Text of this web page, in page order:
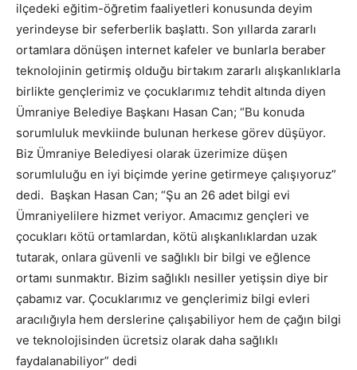
ilçedeki eğitim-öğretim faaliyetleri konusunda deyim
yerindeyse bir seferberlik başlattı. Son yıllarda zararlı
ortamlara dönüşen internet kafeler ve bunlarla beraber
teknolojinin getirmiş olduğu birtakım zararlı alışkanlıklarla
birlikte gençlerimiz ve çocuklarımız tehdit altında diyen
Ümraniye Belediye Başkanı Hasan Can; “Bu konuda
sorumluluk mevkiinde bulunan herkese görev düşüyor.
Biz Ümraniye Belediyesi olarak üzerimize düşen
sorumluluğu en iyi biçimde yerine getirmeye çalışıyoruz”
dedi. Başkan Hasan Can; “Şu an 26 adet bilgi evi
Ümraniyelilere hizmet veriyor. Amacımız gençleri ve
çocukları kötü ortamlardan, kötü alışkanlıklardan uzak
tutarak, onlara güvenli ve sağlıklı bir bilgi ve eğlence
ortamı sunmaktır. Bizim sağlıklı nesiller yetişsin diye bir
çabamız var. Çocuklarımız ve gençlerimiz bilgi evleri
aracılığıyla hem derslerine çalışabiliyor hem de çağın bilgi
ve teknolojisinden ücretsiz olarak daha sağlıklı
faydalanabiliyor” dedi